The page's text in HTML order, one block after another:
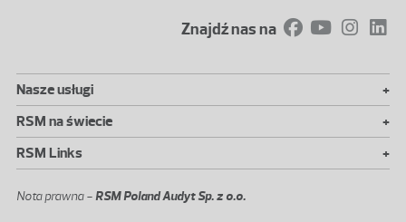
Znajdź nas na
Nasze usługi
+
RSM na świecie
+
RSM Links
+
Nota prawna -RSM Poland Audyt Sp. z o.o.